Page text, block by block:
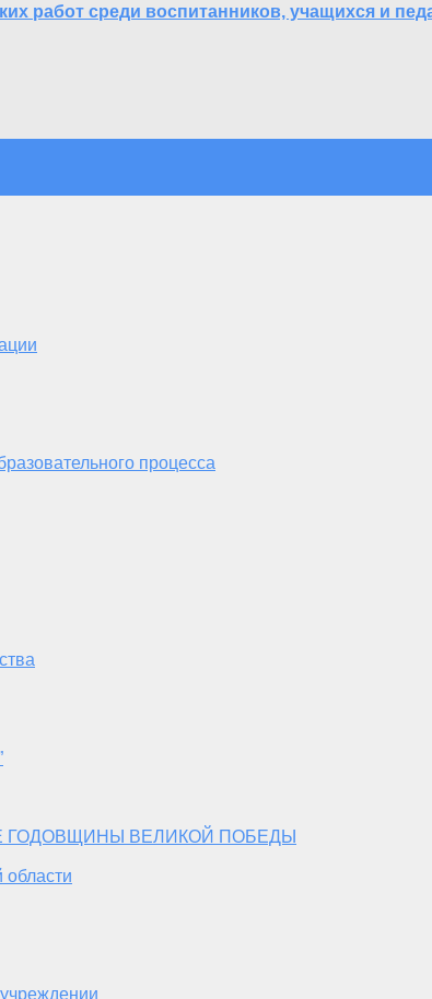
работ среди воспитанников, учащихся и
процесса
ГОДОВЩИНЫ ВЕЛИКОЙ ПОБЕДЫ
области